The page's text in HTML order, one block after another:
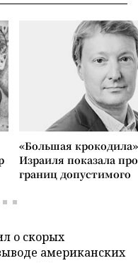
«Большая
Израиля показала
границ допустимого
о скорых
американских